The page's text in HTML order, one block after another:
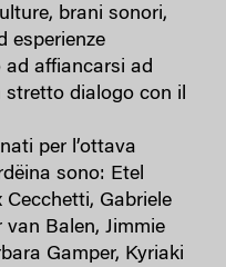
brani sonori,
esperienze
ad affiancarsi ad
stretto dialogo con il
per l’ottava
sono: Etel
Cecchetti, Gabriele
van Balen, Jimmie
Gamper, Kyriaki